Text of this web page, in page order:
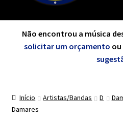
Cursos
Não encontrou a música
solicitar um orçamento ou
Início Artistas/Bandas D
Damares